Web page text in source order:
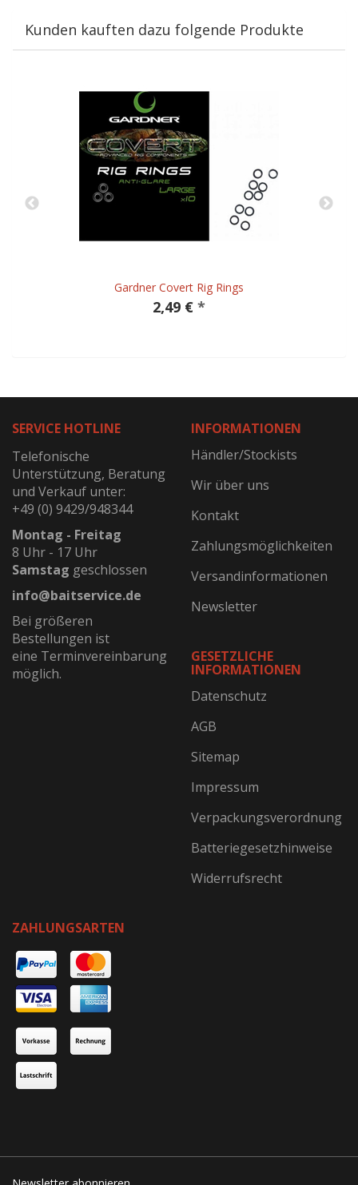
Kunden kauften dazu folgende Produkte
Gardner Covert Rig Rings
2,49 € *
SERVICE HOTLINE
Telefonische
Unterstützung, Beratung
und Verkauf unter:
+49 (0) 9429/948344
Montag - Freitag
8 Uhr - 17 Uhr
Samstag geschlossen
info@baitservice.de
Bei größeren
Bestellungen ist
eine Terminvereinbarung
möglich.
INFORMATIONEN
Händler/Stockists
Wir über uns
Kontakt
Zahlungsmöglichkeiten
Versandinformationen
Newsletter
GESETZLICHE
INFORMATIONEN
Datenschutz
AGB
Sitemap
Impressum
Verpackungsverordnung
Batteriegesetzhinweise
Widerrufsrecht
ZAHLUNGSARTEN